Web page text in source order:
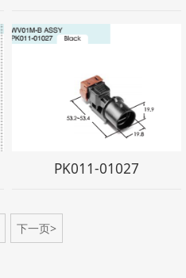
PK011-01027
下一页>